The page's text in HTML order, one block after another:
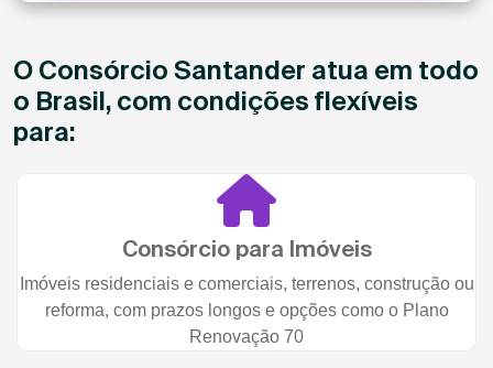
O Consórcio Santander atua em todo
o Brasil, com condições flexíveis
para:
Consórcio para Imóveis
Imóveis residenciais e comerciais, terrenos, construção ou
reforma, com prazos longos e opções como o Plano
Renovação 70